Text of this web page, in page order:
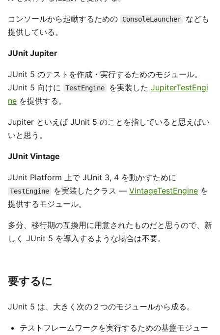
コンソールから起動するための ConsoleLauncher
なども
提供している。
JUnit Jupiter
JUnit 5 のテストを作成・実行するためのモジュール。
JUnit 5 向けに
TestEngine を実装した JupiterTestEngi
ne を提供する。
Jupiter といえば JUnit 5 のことを指していると思えばい
いと思う。
JUnit Vintage
JUnit Platform 上で JUnit 3, 4 を動かすために
TestEngine を実装したクラス ― VintageTestEngine を
提供するモジュール。
多分、移行期の互換用に用意されたものだと思うので、新
しく JUnit 5 を導入するような場合は不要。
要するに
JUnit 5 は、大きく次の２つのモジュールから成る。
テストフレームワークを実行するための基盤モジュー